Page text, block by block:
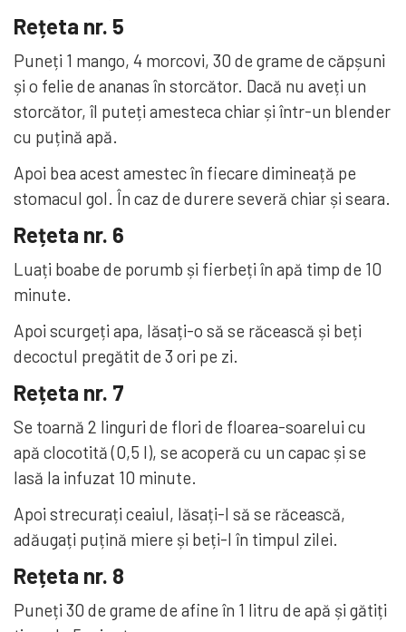
Rețeta nr. 5
Puneți 1 mango, 4 morcovi, 30 de grame de căpșuni
și o felie de ananas în storcător. Dacă nu aveți un
storcător, îl puteți amesteca chiar și într-un blender
cu puțină apă.
Apoi bea acest amestec în fiecare dimineață pe
stomacul gol. În caz de durere severă chiar și seara.
Rețeta nr. 6
Luați boabe de porumb și fierbeți în apă timp de 10
minute.
Apoi scurgeți apa, lăsați-o să se răcească și beți
decoctul pregătit de 3 ori pe zi.
Rețeta nr. 7
Se toarnă 2 linguri de flori de floarea-soarelui cu
apă clocotită (0,5 l), se acoperă cu un capac și se
lasă la infuzat 10 minute.
Apoi strecurați ceaiul, lăsați-l să se răcească,
adăugați puțină miere și beți-l în timpul zilei.
Rețeta nr. 8
Puneți 30 de grame de afine în 1 litru de apă și gătiți